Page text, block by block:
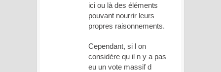
ici ou là des éléments
pouvant nourrir leurs
propres raisonnements.
Cependant, si l on
considère qu il n y a pas
eu un vote massif d